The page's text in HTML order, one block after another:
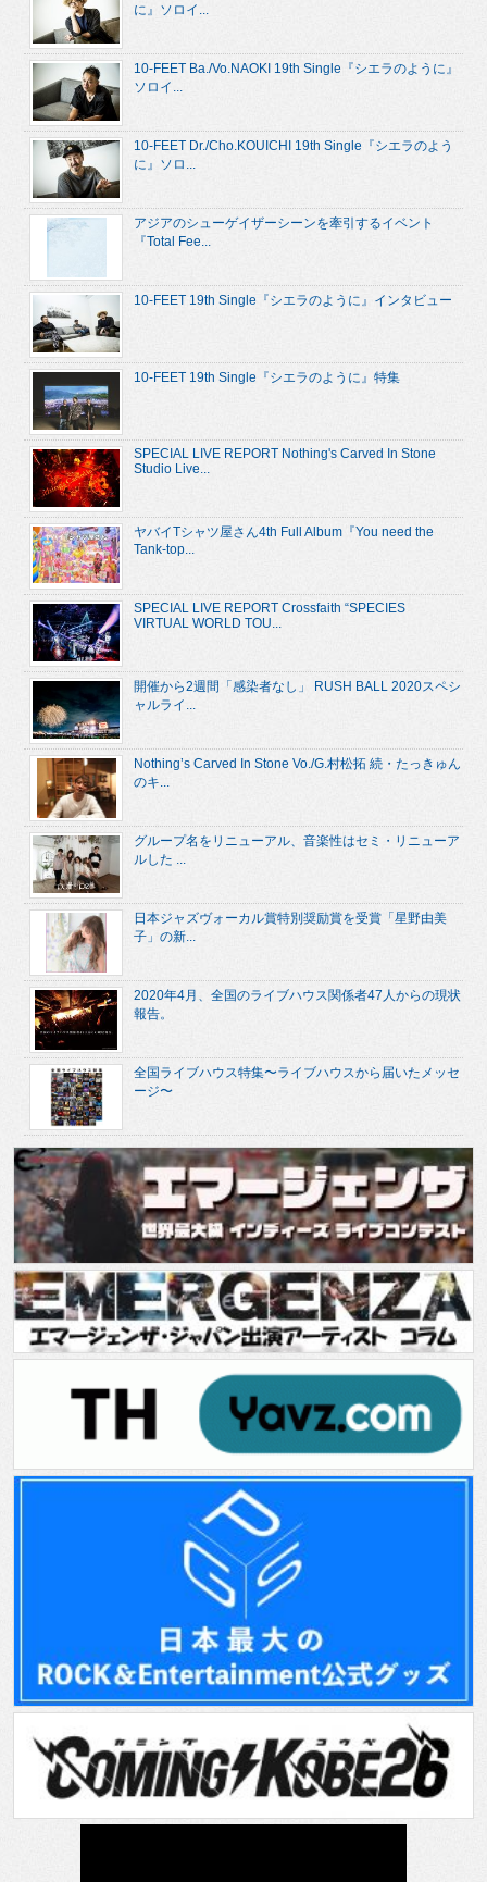
に』ソロイ...
10-FEET Ba./Vo.NAOKI 19th Single『シエラのように』
ソロイ...
10-FEET Dr./Cho.KOUICHI 19th Single『シエラのよう
に』ソロ...
アジアのシューゲイザーシーンを牽引するイベント
『Total Fee...
10-FEET 19th Single『シエラのように』インタビュー
10-FEET 19th Single『シエラのように』特集
SPECIAL LIVE REPORT Nothing's Carved In Stone
Studio Live...
ヤバイTシャツ屋さん4th Full Album『You need the
Tank-top...
SPECIAL LIVE REPORT Crossfaith “SPECIES
VIRTUAL WORLD TOU...
開催から2週間「感染者なし」 RUSH BALL 2020スペシ
ャルライ...
Nothing’s Carved In Stone Vo./G.村松拓 続・たっきゅん
のキ...
グループ名をリニューアル、音楽性はセミ・リニューア
ルした ...
日本ジャズヴォーカル賞特別奨励賞を受賞「星野由美
子」の新...
2020年4月、全国のライブハウス関係者47人からの現状
報告。
全国ライブハウス特集〜ライブハウスから届いたメッセ
ージ〜